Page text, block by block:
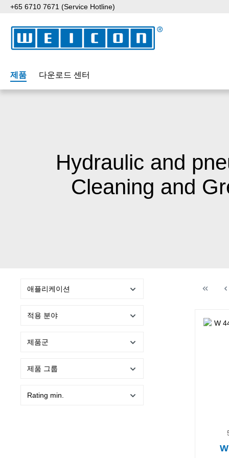
to main content
Skip to search
Skip to main navigation
+65 6710 7671 (Service Hotline)
제품 다운로드 센터
Hydraulic and
Cleaning and
애플리케이션
적용 분야
제품군
제품 그룹
Rating min.